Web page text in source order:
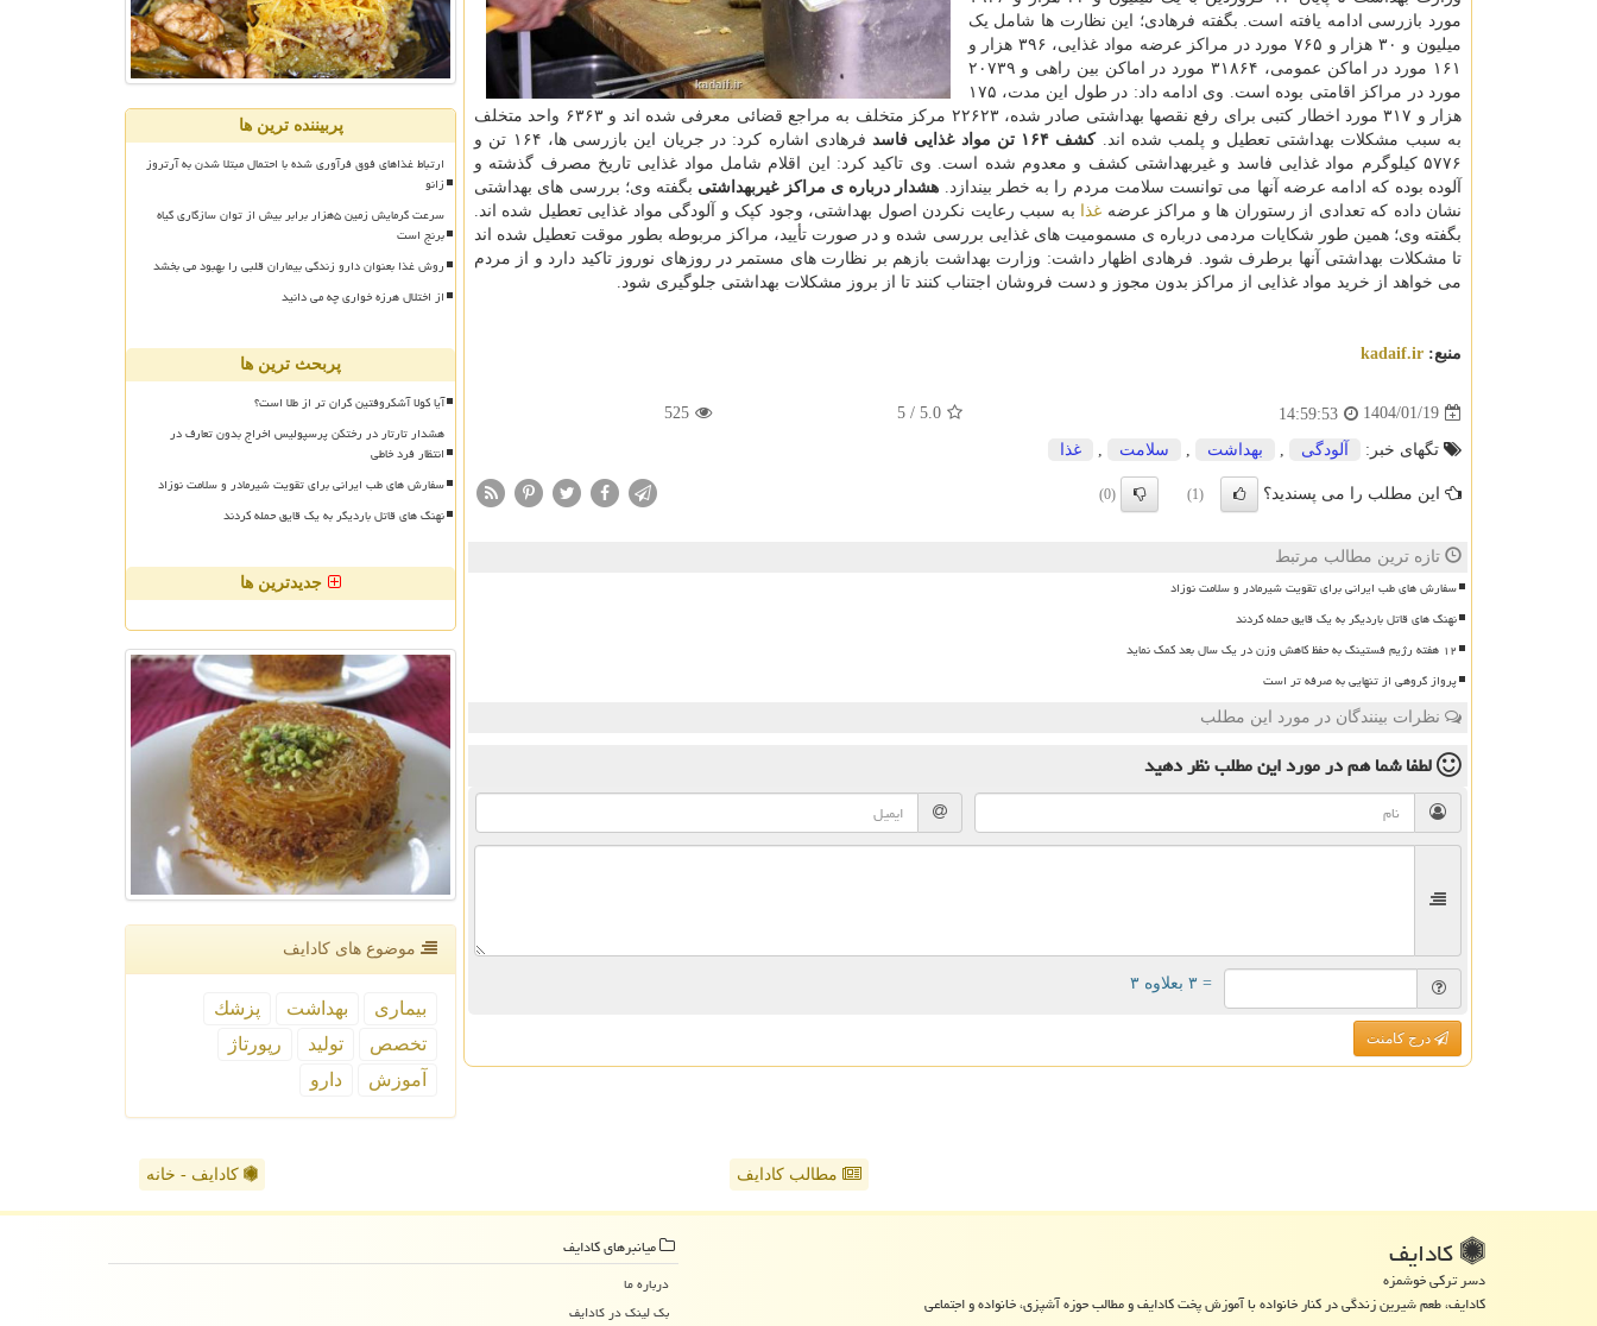
مورد بازرسی ادامه یافته است. بگفته فرهادی؛ این نظارت ها شامل یک
میلیون و ۳۰ هزار و ۷۶۵ مورد در مراکز عرضه مواد غذایی، ۳۹۶ هزار و
۱۶۱ مورد در اماکن عمومی، ۳۱۸۶۴ مورد در اماکن بین راهی و ۲۰۷۳۹
مورد در مراکز اقامتی بوده است. وی ادامه داد: در طول این مدت، ۱۷۵
هزار و ۳۱۷ مورد اخطار کتبی برای رفع نقصها بهداشتی صادر شده، ۲۲۶۲۳ مرکز متخلف به مراجع قضائی معرفی شده اند و ۶۳۶۳ واحد متخلف
به سبب مشکلات بهداشتی تعطیل و پلمب شده اند.کشف ۱۶۴ تن مواد غذایی فاسد
فرهادی اشاره کرد: در جریان این بازرسی ها، ۱۶۴ تن و
۵۷۷۶ کیلوگرم مواد غذایی فاسد و غیربهداشتی کشف و معدوم شده است. وی تاکید کرد: این اقلام شامل مواد غذایی تاریخ مصرف گذشته و
آلوده بوده که ادامه عرضه آنها می توانست سلامت مردم را به خطر بیندازد. هشدار درباره ی مراکز غیربهداشتی بگفته وی؛ بررسی های بهداشتی
نشان داده که تعدادی از رستوران ها و مراکز عرضه غذا به سبب رعایت نکردن اصول بهداشتی، وجود کپک و آلودگی مواد غذایی تعطیل شده اند.
بگفته وی؛ همین طور شکایات مردمی درباره ی مسمومیت های غذایی بررسی شده و در صورت تأیید، مراکز مربوطه بطور موقت تعطیل شده اند
تا مشکلات بهداشتی آنها برطرف شود. فرهادی اظهار داشت: وزارت بهداشت بازهم بر نظارت های مستمر در روزهای نوروز تاکید دارد و از مردم
می خواهد از خرید مواد غذایی از مراکز بدون مجوز و دست فروشان اجتناب کنند تا از بروز مشکلات بهداشتی جلوگیری شود.
منبع: kadaif.ir
1404/01/19
14:59:53
5.0
/
5
525
تگهای خبر: آلودگی , بهداشت , سلامت , غذا
این مطلب را می پسندید؟ (1)
(0)
تازه ترین مطالب مرتبط
سفارش های طب ایرانی برای تقویت شیرمادر و سلامت نوزاد
نهنگ های قاتل باردیگر به یک قایق حمله کردند
۱۲ هفته رژیم فستینگ به حفظ کاهش وزن در یک سال بعد کمک نماید
پرواز گروهی از تنهایی به صرفه تر است
نظرات بینندگان در مورد این مطلب
لطفا شما همدر مورد این مطلبنظر دهید
= ۳ بعلاوه ۳
درج کامنت
پربیننده ترین ها
ارتباط غذاهای فوق فرآوری شده با احتمال مبتلا شدن به آرتروز
زانو
سرعت گرمایش زمین ۵هزار برابر بیش از توان سازگاری گیاه
برنج است
روش غذا بعنوان دارو زندگی بیماران قلبی را بهبود می بخشد
از اختلال هرزه خواری چه می دانید
پربحث ترین ها
آیا کولا آشکروفتین گران تر از طلا است؟
هشدار تارتار در رختکن پرسپولیس اخراج بدون تعارف در
انتظار فرد خاطی
سفارش های طب ایرانی برای تقویت شیرمادر و سلامت نوزاد
نهنگ های قاتل باردیگر به یک قایق حمله کردند
جدیدترین ها
موضوع های كادایف
بیماری بهداشت
پزشك
تخصص
تولید
رپورتاژ
آموزش
دارو
مطالب کادایف کادایف - خانه
كادایف
دسر ترکی خوشمزه
کادایف، طعم شیرین زندگی در کنار خانواده با آموزش پخت کادایف و مطالب حوزه آشپزی، خانواده و اجتماعی
میانبرهای كادایف
درباره ما
بک لینک در كادایف